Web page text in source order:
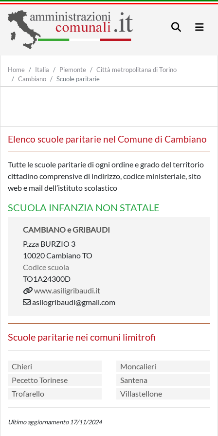
Home Italia Piemonte
Città metropolitana di Torino
Cambiano
Scuole paritarie
Elenco scuole paritarie nel Comune di Cambiano
Tutte le scuole paritarie di ogni ordine e grado del territorio
cittadino comprensive di indirizzo, codice ministeriale, sito
web e mail dell’istituto scolastico
SCUOLA INFANZIA NON STATALE
CAMBIANO e GRIBAUDI
P.zza BURZIO 3
10020 Cambiano TO
Codice scuola
TO1A24300D
www.asiligribaudi.it
asilogribaudi@gmail.com
Scuole paritarie nei comuni limitrofi
Chieri
Moncalieri
Pecetto Torinese
Santena
Trofarello
Villastellone
Ultimo aggiornamento 17/11/2024